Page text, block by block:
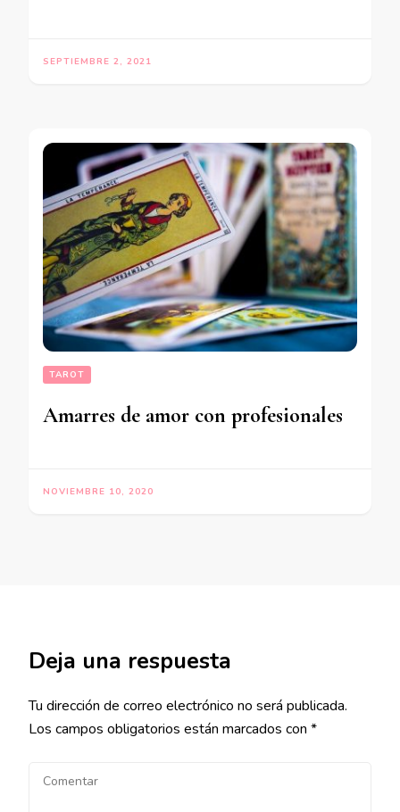
SEPTIEMBRE 2, 2021
TAROT
Amarres de amor con profesionales
NOVIEMBRE 10, 2020
Deja una respuesta
Tu dirección de correo electrónico no será publicada.
Los campos obligatorios están marcados con *